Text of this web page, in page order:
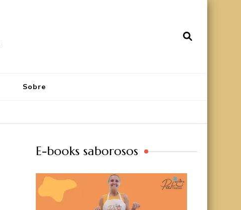
Sobre
E-books saborosos